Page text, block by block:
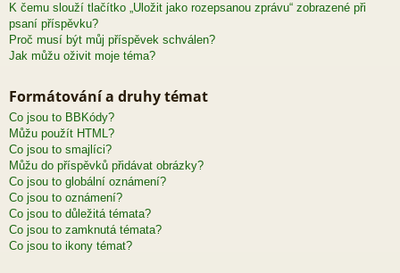
K čemu slouží tlačítko „Uložit jako rozepsanou zprávu“ zobrazené při
psaní příspěvku?
Proč musí být můj příspěvek schválen?
Jak můžu oživit moje téma?
Formátování a druhy témat
Co jsou to BBKódy?
Můžu použít HTML?
Co jsou to smajlíci?
Můžu do příspěvků přidávat obrázky?
Co jsou to globální oznámení?
Co jsou to oznámení?
Co jsou to důležitá témata?
Co jsou to zamknutá témata?
Co jsou to ikony témat?